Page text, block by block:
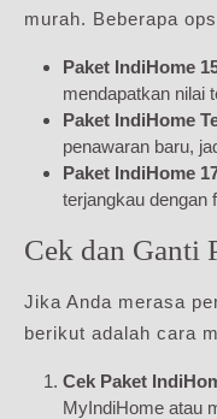
murah. Beberapa
Paket IndiHome
mendapatkan nilai
Paket IndiHome
penawaran baru,
Paket IndiHome
terjangkau dengan
Cek dan Ganti
Jika Anda merasa
berikut adalah cara
Cek Paket
MyIndiHome atau